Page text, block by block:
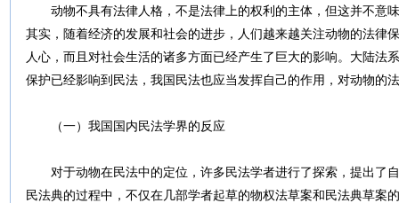
动物不具有法律人格，不是法律上的权利的主体，但这并不意
其实，随着经济的发展和社会的进步，人们越来越关注动物的法律
人心，而且对社会生活的诸多方面已经产生了巨大的影响。大陆法
保护已经影响到民法，我国民法也应当发挥自己的作用，对动物的
（一）我国国内民法学界的反应
对于动物在民法中的定位，许多民法学者进行了探索，提出了
民法典的过程中，不仅在几部学者起草的物权法草案和民法典草案